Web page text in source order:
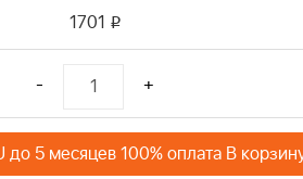
1701 i
- +
до 5 месяцев 100% оплата В